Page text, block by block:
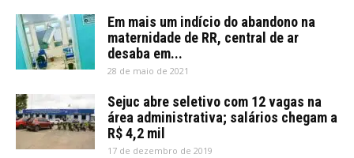
Em mais um indício do abandono na
maternidade de RR, central de ar
desaba em...
28 de maio de 2021
Sejuc abre seletivo com 12 vagas na
área administrativa; salários chegam a
R$ 4,2 mil
17 de dezembro de 2019